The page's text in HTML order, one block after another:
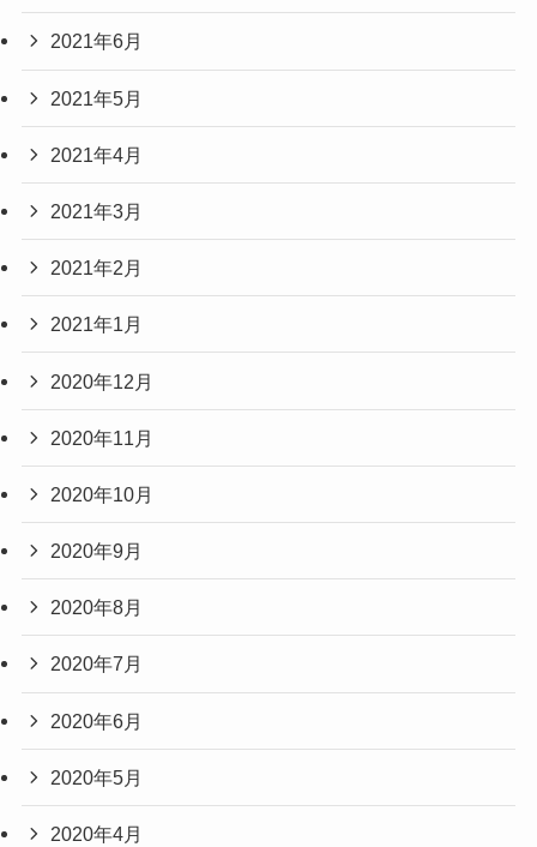
2021年6月
2021年5月
2021年4月
2021年3月
2021年2月
2021年1月
2020年12月
2020年11月
2020年10月
2020年9月
2020年8月
2020年7月
2020年6月
2020年5月
2020年4月